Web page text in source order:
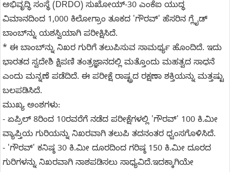
ಅಭಿವೃದ್ಧಿ ಸಂಸ್ಥೆ (DRDO) ಸುಖೋಯ್-30 ಎಂಕೆಐ ಯುದ್ಧ
ವಿಮಾನದಿಂದ 1,000 ಕಿಲೋಗ್ರಾಂ ತೂಕದ 'ಗೌರವ್' ಹೆಸರಿನ ಗ್ಲೈಡ್
ಬಾಂಬ್‌ನ್ನು ಯಶಸ್ವಿಯಾಗಿ ಪರೀಕ್ಷಿಸಿದೆ.
* ಈ ಬಾಂಬ್‌ನ್ನು ನಿಖರ ಗುರಿಗೆ ತಲುಪಿಸುವ ಸಾಮರ್ಥ್ಯ ಹೊಂದಿದೆ. ಇದು
ಭಾರತದ ಸ್ವದೇಶಿ ಕ್ಷಿಪಣಿ ತಂತ್ರಜ್ಞಾನದಲ್ಲಿ ಮತ್ತೊಂದು ಮಹತ್ವದ ಸಾಧನೆ
ಎಂದು ಮನ್ನಣೆ ಪಡೆದಿದೆ. ಈ ಪರೀಕ್ಷೆ ರಾಷ್ಟ್ರದ ರಕ್ಷಣಾ ಶಕ್ತಿಯನ್ನು ಮತ್ತಷ್ಟು
ಬಲಪಡಿಸಿದೆ.
ಮುಖ್ಯ ಅಂಶಗಳು:
- ಏಪ್ರಿಲ್ 8ರಿಂದ 10ರವರೆಗೆ ನಡೆದ ಪರೀಕ್ಷೆಗಳಲ್ಲಿ 'ಗೌರವ್' 100 ಕಿ.ಮೀ
ವ್ಯಾಪ್ತಿಯ ಗುರಿಯನ್ನು ನಿಖರವಾಗಿ ತಲುಪಿ ತದನಂತರ ಧ್ವಂಸಗೊಳಿಸಿದೆ.
- 'ಗೌರವ್' ಕನಿಷ್ಠ 30 ಕಿ.ಮೀ ದೂರದಿಂದ ಗರಿಷ್ಠ 150 ಕಿ.ಮೀ ದೂರದ
ಗುರಿಗಳನ್ನು ನಿಖರವಾಗಿ ನಾಶಪಡಿಸಲು ಸಾಧ್ಯವಿದೆ.ಇದಕ್ಕಾಗಿಯೇ